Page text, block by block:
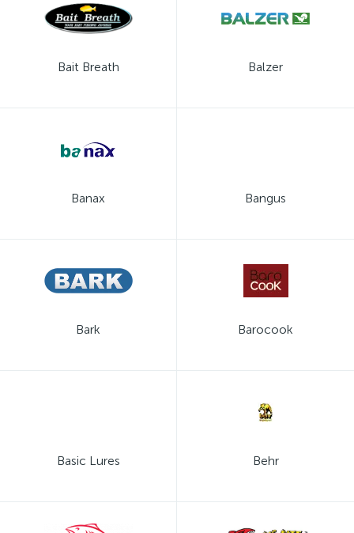
Bait Breath Balzer
Banax Bangus
Bark Barocook
Basic Lures Behr